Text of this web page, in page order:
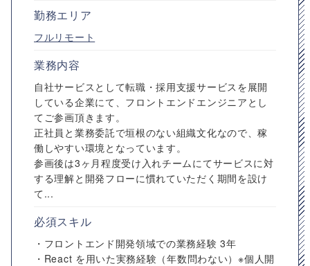
勤務エリア
フルリモート
業務内容
自社サービスとして転職・採用支援サービスを展開
している企業にて、フロントエンドエンジニアとし
てご参画頂きます。
正社員と業務委託で垣根のない組織文化なので、稼
働しやすい環境となっています。
参画後は3ヶ月程度受け入れチームにてサービスに対
する理解と開発フローに慣れていただく期間を設け
て...
必須スキル
・フロントエンド開発領域での業務経験 3年
・React を用いた実務経験（年数問わない）※個人開